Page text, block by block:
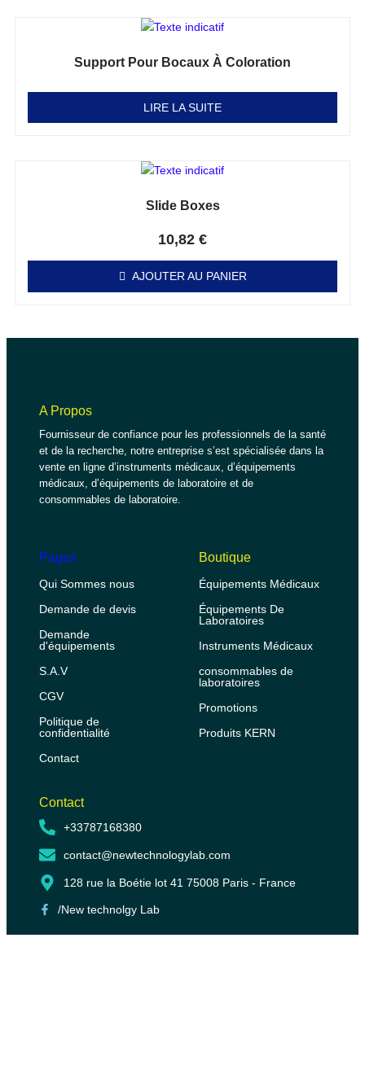
Support Pour Bocaux À Coloration
LIRE LA SUITE
Slide Boxes
10,82 €
AJOUTER AU PANIER
A Propos
Fournisseur de confiance pour les professionnels de la santé
et de la recherche, notre entreprise s’est spécialisée dans la
vente en ligne d’instruments médicaux, d’équipements
médicaux, d’équipements de laboratoire et de
consommables de laboratoire.
Pages
Qui Sommes nous
Demande de devis
Demande
d'équipements
S.A.V
CGV
Politique de
confidentialité
Contact
Boutique
Équipements Médicaux
Équipements De
Laboratoires
Instruments Médicaux
consommables de
laboratoires
Promotions
Produits KERN
Contact
+33787168380
contact@newtechnologylab.com
128 rue la Boétie lot 41 75008 Paris - France
/New technolgy Lab